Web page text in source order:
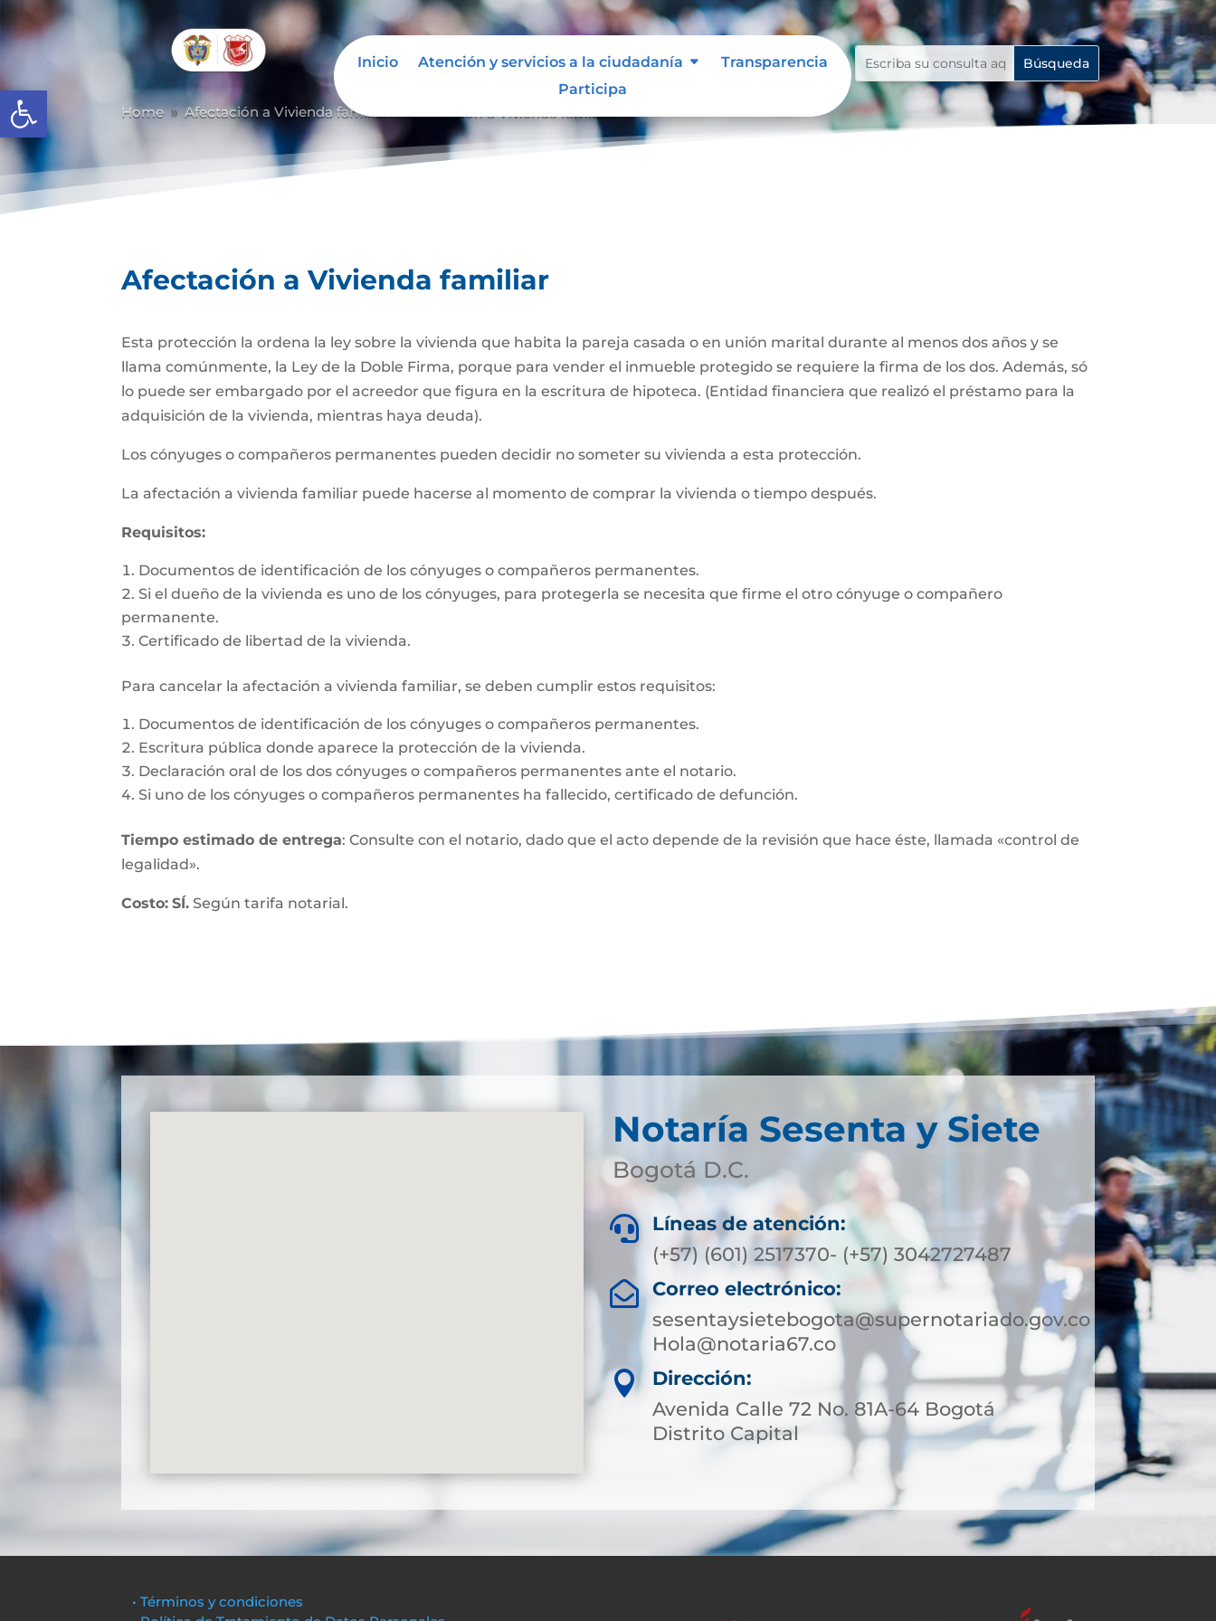
Abrir barra de herramientas
Inicio Atención y servicios a la ciudadanía
Transparencia
Participa
Home 9 Afectación a Vivienda familiar
Afectación a Vivienda familiar
Esta protección la ordena la ley sobre la vivienda que habita la pareja casada o en unión marital durante al menos dos años y se
llama comúnmente, la Ley de la Doble Firma, porque para vender el inmueble protegido se requiere la firma de los dos. Además, só
lo puede ser embargado por el acreedor que figura en la escritura de hipoteca. (Entidad financiera que realizó el préstamo para la
adquisición de la vivienda, mientras haya deuda).
Los cónyuges o compañeros permanentes pueden decidir no someter su vivienda a esta protección.
La afectación a vivienda familiar puede hacerse al momento de comprar la vivienda o tiempo después.
Requisitos:
Documentos de identificación de los cónyuges o compañeros permanentes.
Si el dueño de la vivienda es uno de los cónyuges, para protegerla se necesita que firme el otro cónyuge o compañero
permanente.
Certificado de libertad de la vivienda.
Para cancelar la afectación a vivienda familiar, se deben cumplir estos requisitos:
Documentos de identificación de los cónyuges o compañeros permanentes.
Escritura pública donde aparece la protección de la vivienda.
Declaración oral de los dos cónyuges o compañeros permanentes ante el notario.
Si uno de los cónyuges o compañeros permanentes ha fallecido, certificado de defunción.
Tiempo estimado de entrega: Consulte con el notario, dado que el acto depende de la revisión que hace éste, llamada «control de
legalidad».
Costo: SÍ. Según tarifa notarial.
Notaría Sesenta y Siete
Bogotá D.C.

Líneas de atención:
(+57) (601) 2517370- (+57) 3042727487

Correo electrónico:
sesentaysietebogota@supernotariado.gov.co
Hola@notaria67.co

Dirección:
Avenida Calle 72 No. 81A-64 Bogotá
Distrito Capital
• Términos y condiciones